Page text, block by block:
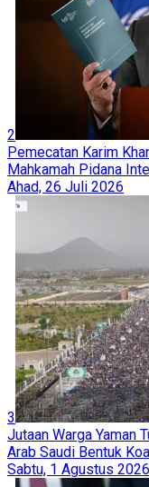
2
Pemecatan Karim
Mahkamah Pidana
Ahad, 26 Juli 2026
3
Jutaan Warga Yaman
Arab Saudi Bentuk
Sabtu, 1 Agustus 2026